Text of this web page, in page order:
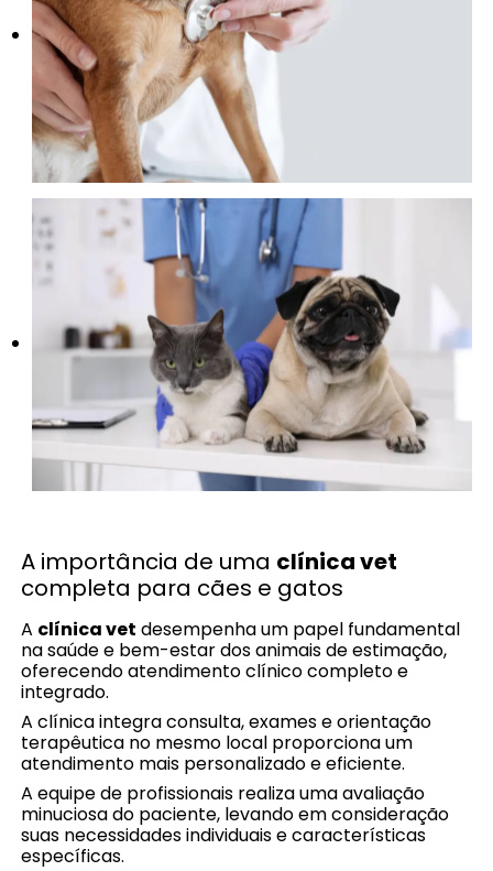
A importância de uma clínica vet
completa para cães e gatos
A clínica vet desempenha um papel fundamental
na saúde e bem-estar dos animais de estimação,
oferecendo atendimento clínico completo e
integrado.
A clínica integra consulta, exames e orientação
terapêutica no mesmo local proporciona um
atendimento mais personalizado e eficiente.
A equipe de profissionais realiza uma avaliação
minuciosa do paciente, levando em consideração
suas necessidades individuais e características
específicas.